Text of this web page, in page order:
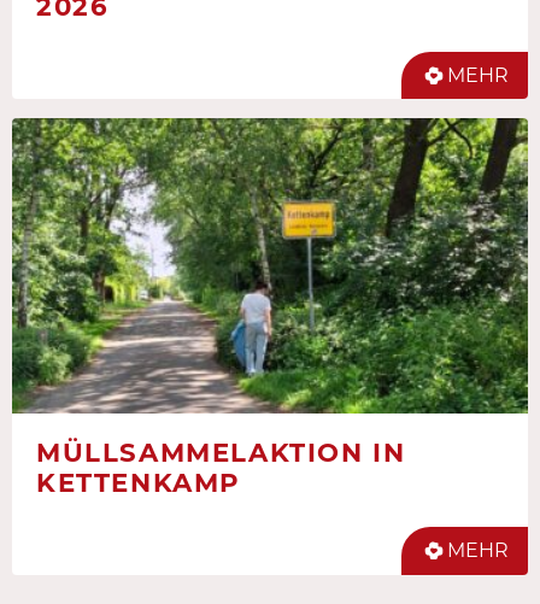
2026
MEHR
MÜLLSAMMELAKTION IN
KETTENKAMP
MEHR